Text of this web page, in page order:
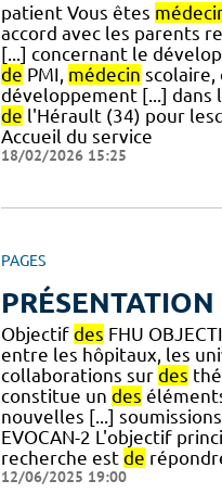
patient Vous êtes
accord avec les parents
[...] concernant le
de PMI, médecin
développement [...] dans
de l'Hérault (34) pour
Accueil du service
18/02/2026 15:25
PAGES
Objectif des FHU
entre les hôpitaux, les
collaborations sur des
constitue un des
nouvelles [...]
EVOCAN-2 L'objectif
recherche est de
12/06/2025 19:00